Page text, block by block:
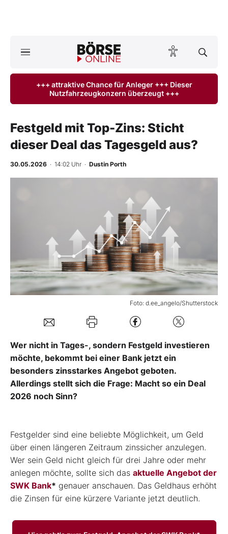
ktuelle Ausgabe BÖRSE ONLINE lesen
Anlageprodukte
Finanz-Check
Mein B:O
Mein Konto
Folgen Sie uns
Kontakt
+++ attraktive Chance für Anleger +++ Dieser
Nutzfahrzeugkonzern überzeugt +++
Festgeld mit Top-Zins: Sticht
dieser Deal das Tagesgeld aus?
30.05.2026 · 14:02 Uhr · Dustin Porth
Foto: d.ee_angelo/Shutterstock
Wer nicht in Tages-, sondern Festgeld investieren
möchte, bekommt bei einer Bank jetzt ein
besonders zinsstarkes Angebot geboten.
Allerdings stellt sich die Frage: Macht so ein Deal
2026 noch Sinn?
Festgelder sind eine beliebte Möglichkeit, um Geld
über einen längeren Zeitraum zinssicher anzulegen.
Wer sein Geld nicht gleich für drei Jahre oder mehr
anlegen möchte, sollte sich das aktuelle Angebot der
SWK Bank* genauer anschauen. Das Geldhaus erhöht
die Zinsen für eine kürzere Variante jetzt deutlich.